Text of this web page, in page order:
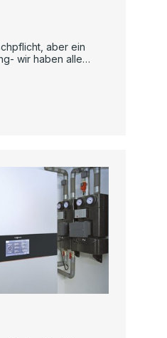
aber ein
wir haben alle